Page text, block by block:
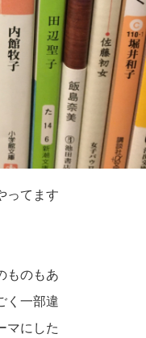
ってます
ものもあ
く一部違
マにした